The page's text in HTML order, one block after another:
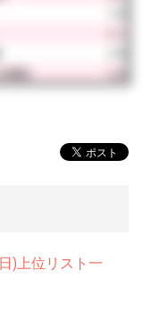
)上位リスト一